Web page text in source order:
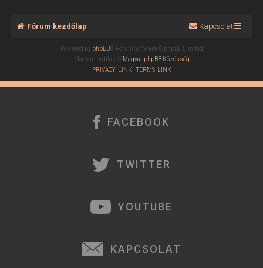
Fórum kezdőlap Kapcsolat
Powered by phpBB® Forum Software © phpBB Limited
Magyar fordítás ©
Magyar phpBB Közösség
PRIVACY_LINK| TERMS_LINK
FACEBOOK
TWITTER
YOUTUBE
KAPCSOLAT